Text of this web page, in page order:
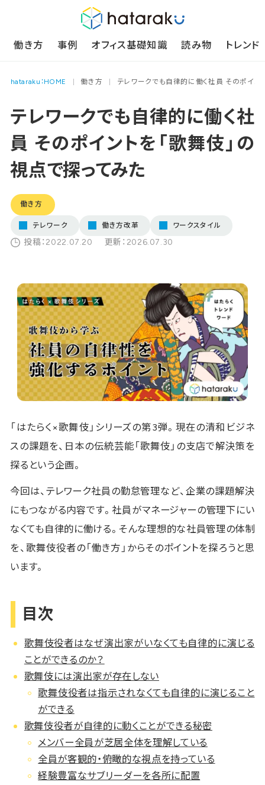
働き方 事例 オフィス基礎知識 読み物 トレンド
hataraku：HOME 働き方 テレワークでも自律的に働く社員 そのポイン
テレワークでも自律的に働く社
員 そのポイントを「歌舞伎」の
視点で探ってみた
働き方
テレワーク 働き方改革 ワークスタイル
投稿：2022.07.20 更新：2026.07.30
「はたらく×歌舞伎」シリーズの第3弾。現在の清和ビジネ
スの課題を、日本の伝統芸能「歌舞伎」の支店で解決策を
探るという企画。
今回は、テレワーク社員の勤怠管理など、企業の課題解決
にもつながる内容です。社員がマネージャーの管理下にい
なくても自律的に働ける。そんな理想的な社員管理の体制
を、歌舞伎役者の「働き方」からそのポイントを探ろうと思
います。
目次
歌舞伎役者はなぜ演出家がいなくても自律的に演じる
ことができるのか？
歌舞伎には演出家が存在しない
歌舞伎役者は指示されなくても自律的に演じること
ができる
歌舞伎役者が自律的に動くことができる秘密
メンバー全員が芝居全体を理解している
全員が客観的・俯瞰的な視点を持っている
経験豊富なサブリーダーを各所に配置